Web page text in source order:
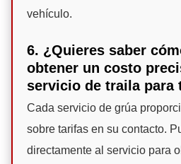
vehículo.
6. ¿Quieres saber
obtener un costo
servicio de traila para
Cada servicio de grúa
sobre tarifas en su contacto.
directamente al servicio para